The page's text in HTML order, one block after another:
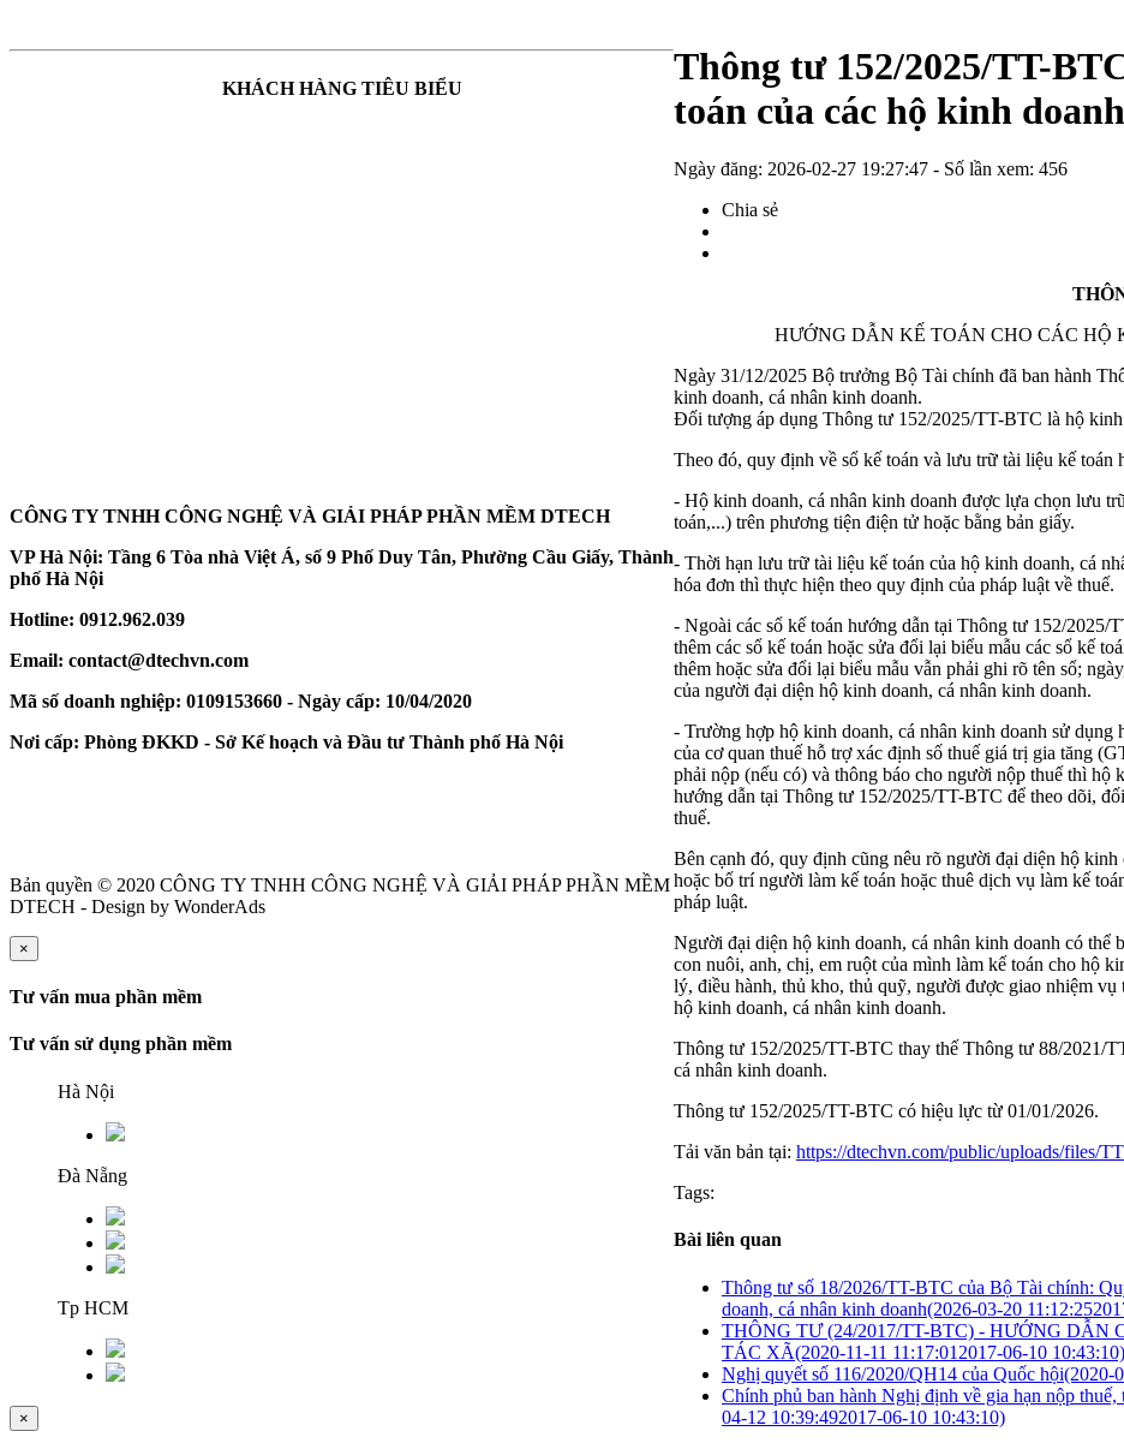
Thông tư 152/2025/TT-
toán của các hộ kinh
Ngày đăng: 2026-02-27 19:27:47 - Số lần xem: 456
Chia sẻ
HƯỚNG DẪN KẾ TOÁN CHO CÁC
Ngày 31/12/2025 Bộ trưởng Bộ Tài chính đã ban hành
kinh doanh, cá nhân kinh doanh.
Đối tượng áp dụng Thông tư 152/2025/TT-BTC là hộ kinh
Theo đó, quy định về sổ kế toán và lưu trữ tài liệu kế toán
- Hộ kinh doanh, cá nhân kinh doanh được lựa chọn lưu
toán,...) trên phương tiện điện tử hoặc bằng bản giấy.
- Thời hạn lưu trữ tài liệu kế toán của hộ kinh doanh, cá
hóa đơn thì thực hiện theo quy định của pháp luật về thuế.
- Ngoài các sổ kế toán hướng dẫn tại Thông tư 152/
thêm các sổ kế toán hoặc sửa đổi lại biểu mẫu các sổ kế
thêm hoặc sửa đổi lại biểu mẫu vẫn phải ghi rõ tên sổ;
của người đại diện hộ kinh doanh, cá nhân kinh doanh.
- Trường hợp hộ kinh doanh, cá nhân kinh doanh sử
của cơ quan thuế hỗ trợ xác định số thuế giá trị gia tăng
phải nộp (nếu có) và thông báo cho người nộp thuế thì hộ
hướng dẫn tại Thông tư 152/2025/TT-BTC để theo dõi,
thuế.
Bên cạnh đó, quy định cũng nêu rõ người đại diện hộ
hoặc bố trí người làm kế toán hoặc thuê dịch vụ làm kế
pháp luật.
Người đại diện hộ kinh doanh, cá nhân kinh doanh có thể
con nuôi, anh, chị, em ruột của mình làm kế toán cho hộ
lý, điều hành, thủ kho, thủ quỹ, người được giao nhiệm
hộ kinh doanh, cá nhân kinh doanh.
Thông tư 152/2025/TT-BTC thay thế Thông tư 88/2021/
cá nhân kinh doanh.
Thông tư 152/2025/TT-BTC có hiệu lực từ 01/01/2026.
Tải văn bản tại: https://dtechvn.com/public/uploads/files/
Tags:
Bài liên quan
Thông tư số 18/2026/TT-BTC của Bộ Tài chính:
doanh, cá nhân kinh doanh(2026-03-20
THÔNG TƯ (24/2017/TT-BTC) - HƯỚNG
TÁC XÃ(2020-11-11 11:17:012017-06-10 10:43:10)
Nghị quyết số 116/2020/QH14 của Quốc hội(2020-
Chính phủ ban hành Nghị định về gia hạn nộp
04-12 10:39:492017-06-10 10:43:10)
KHÁCH HÀNG TIÊU BIỂU
CÔNG TY TNHH CÔNG NGHỆ VÀ GIẢI PHÁP PHẦN MỀM DTECH
VP Hà Nội: Tầng 6 Tòa nhà Việt Á, số 9 Phố Duy Tân, Phường Cầu Giấy, Thành
phố Hà Nội
Hotline: 0912.962.039
Email: contact@dtechvn.com
Mã số doanh nghiệp: 0109153660 - Ngày cấp: 10/04/2020
Nơi cấp: Phòng ĐKKD - Sở Kế hoạch và Đầu tư Thành phố Hà Nội
Bản quyền © 2020 CÔNG TY TNHH CÔNG NGHỆ VÀ GIẢI PHÁP PHẦN MỀM
DTECH - Design by WonderAds
×
Tư vấn mua phần mềm
Tư vấn sử dụng phần mềm
Hà Nội
Đà Nẵng
Tp HCM
×